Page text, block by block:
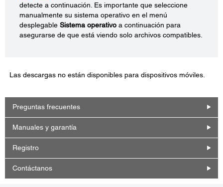
detecte a continuación. Es importante que seleccione
manualmente su sistema operativo en el menú
desplegable Sistema operativo a continuación para
asegurarse de que está viendo solo archivos compatibles.
Las descargas no están disponibles para dispositivos móviles.
Preguntas frecuentes
Manuales y garantía
Registro
Contáctanos